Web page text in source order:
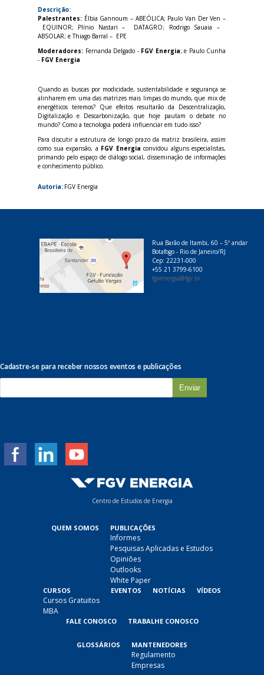
Descrição:
Palestrantes: Élbia Gannoum – ABEÓLICA; Paulo Van Der Ven –
EQUINOR; Plínio Nastari – DATAGRO; Rodrigo Sauaia –
ABSOLAR; e Thiago Barral – EPE
Moderadores: Fernanda Delgado -FGV Energia; e Paulo Cunha
- FGV Energia
Quando as buscas por modicidade, sustentabilidade e segurança se
alinharem em uma das matrizes mais limpas do mundo, que mix de
energéticos teremos? Que efeitos resultarão da Descentralização,
Digitalização e Descarbonização, que hoje pautam o debate no
mundo? Como a tecnologia poderá influenciar em tudo isso?
Para discutir a estrutura de longo prazo da matriz brasileira, assim
como sua expansão, a FGV Energia convidou alguns especialistas,
primando pelo espaço de diálogo social, disseminação de informações
e conhecimento público.
Autoria: FGV Energia
Rua Barão de Itambi, 60 – 5º andar
Botafogo - Rio de Janeiro/RJ
Cep: 22231-000
+55 21 3799-6100
fgvenergia@fgv.br
Cadastre-se para receber nossos eventos e publicações
m
Centro de Estudos de Energia
QUEM SOMOS PUBLICAÇÕES
Informes
Pesquisas Aplicadas e Estudos
Opiniões
Outlooks
White Paper
CURSOS
Cursos Gratuitos
MBA
EVENTOS NOTÍCIAS VÍDEOS
FALE CONOSCO TRABALHE CONOSCO
GLOSSÁRIOS MANTENEDORES
Regulamento
Empresas